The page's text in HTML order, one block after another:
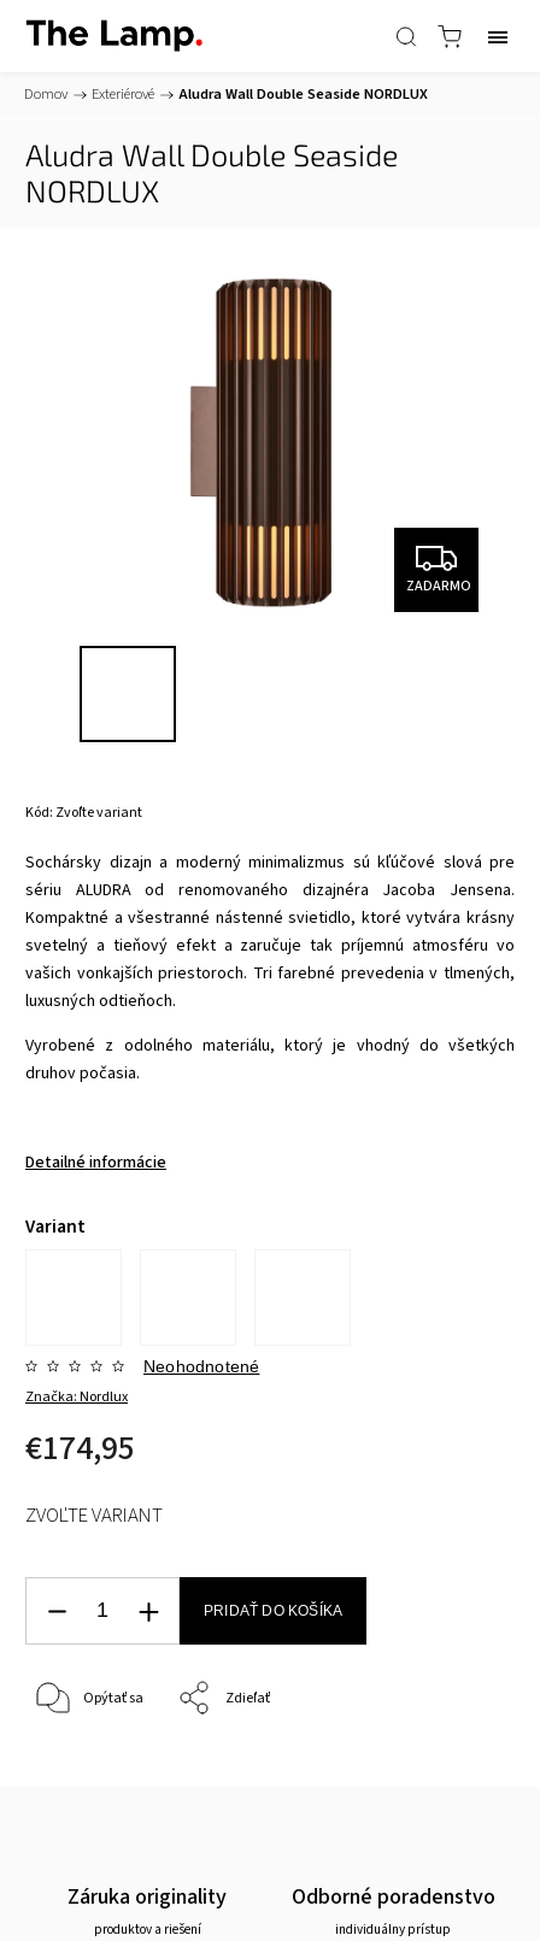
Domov / Exteriérové / Aludra Wall Double SeasideNORDLUX
Aludra Wall Double Seaside
NORDLUX
ZADARMO
Kód: Zvoľte variant
Sochársky dizajn a moderný minimalizmus sú kľúčové slová pre
sériu ALUDRA od renomovaného dizajnéra Jacoba Jensena.
Kompaktné a všestranné nástenné svietidlo, ktoré vytvára krásny
svetelný a tieňový efekt a zaručuje tak príjemnú atmosféru vo
vašich vonkajších priestoroch. Tri farebné prevedenia v tlmených,
luxusných odtieňoch.
Vyrobené z odolného materiálu, ktorý je vhodný do všetkých
druhov počasia.
Detailné informácie
Variant
Značka:Nordlux
Neohodnotené
€174,95
ZVOĽTE VARIANT
PRIDAŤ DO KOŠÍKA
Opýtať sa Zdieľať
Záruka originality
produktov a riešení
Odborné poradenstvo
individuálny prístup